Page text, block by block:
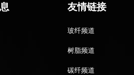
友情链接
玻纤频道
树脂频道
碳纤频道